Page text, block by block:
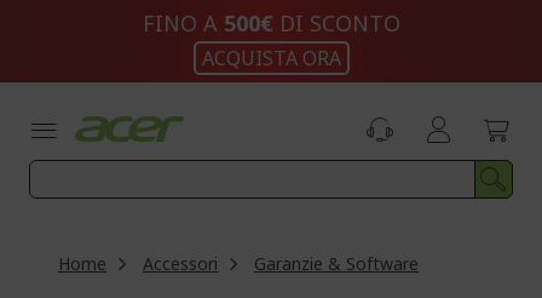
FINO A 500€ DI SCONTO
ACQUISTA ORA
Home Accessori Garanzie & Software